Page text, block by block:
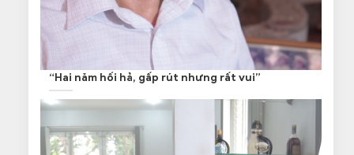
“Hai năm hối hả, gấp rút nhưng rất vui”